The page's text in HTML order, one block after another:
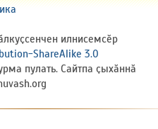
илнисемсӗр
ShareAlike 3.0
пулать. Сайтпа ҫыхӑннӑ